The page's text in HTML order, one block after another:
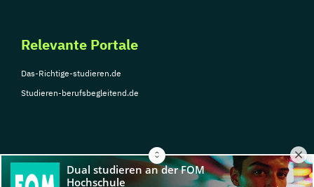
Relevante Portale
Das-Richtige-studieren.de
Studieren-berufsbegleitend.de
© Copyright 2026, TarGroup Media GmbH